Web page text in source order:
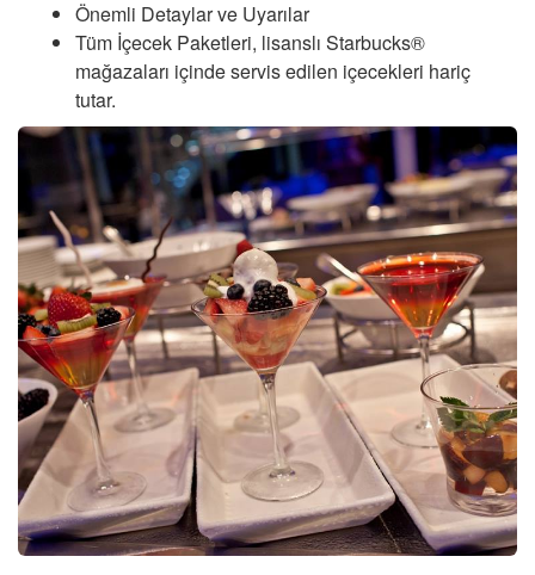
Önemli Detaylar ve Uyarılar
Tüm İçecek Paketleri, lisanslı Starbucks®
mağazaları içinde servis edilen içecekleri hariç
tutar.